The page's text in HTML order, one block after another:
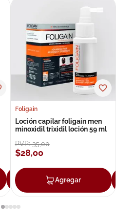
Agregar
Foligain
Loción capilar foligain men
minoxidil trixidil loción 59 ml
PVP:35,00
$28,00
Agregar